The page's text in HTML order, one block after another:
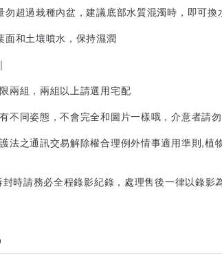
勿超過栽種內盆，建議底部水質混濁時，即可換
面和土壤噴水，保持濕潤
兩組，兩組以上請選用宅配
不同姿態，不會完全和圖片一樣哦，介意者請
法之通訊交易解除權合理例外情事適用準則,植
封時請務必全程錄影紀錄，處理售後一律以錄影